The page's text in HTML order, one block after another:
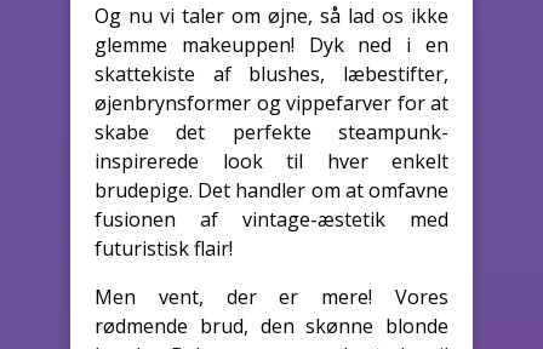
Og nu vi taler om øjne, så lad os ikke
glemme makeuppen! Dyk ned i en
skattekiste af blushes, læbestifter,
øjenbrynsformer og vippefarver for at
skabe det perfekte steampunk-
inspirerede look til hver enkelt
brudepige. Det handler om at omfavne
fusionen af vintage-æstetik med
futuristisk flair!
Men vent, der er mere! Vores
rødmende brud, den skønne blonde